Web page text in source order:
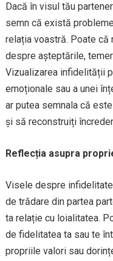
Dacă în visul tău
semn că există
relația voastră. Poate
despre așteptările,
Vizualizarea infidelității
emoționale sau a unei
ar putea semnala că
și să reconstruiți
Reflecția asupra
Visele despre
de trădare din partea
ta relație cu loialitatea.
de fidelitatea ta sau te
propriile valori sau